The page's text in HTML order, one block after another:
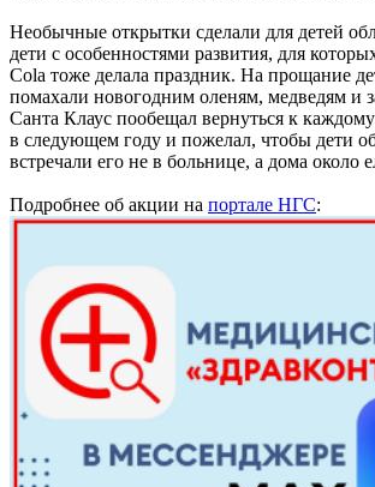
Необычные открытки сделали для детей
дети с особенностями развития, для
Cola тоже делала праздник. На прощание
помахали новогодним оленям, медведям и
Санта Клаус пообещал вернуться к
в следующем году и пожелал, чтобы дети
встречали его не в больнице, а дома около
Подробнее об акции на портале НГС: